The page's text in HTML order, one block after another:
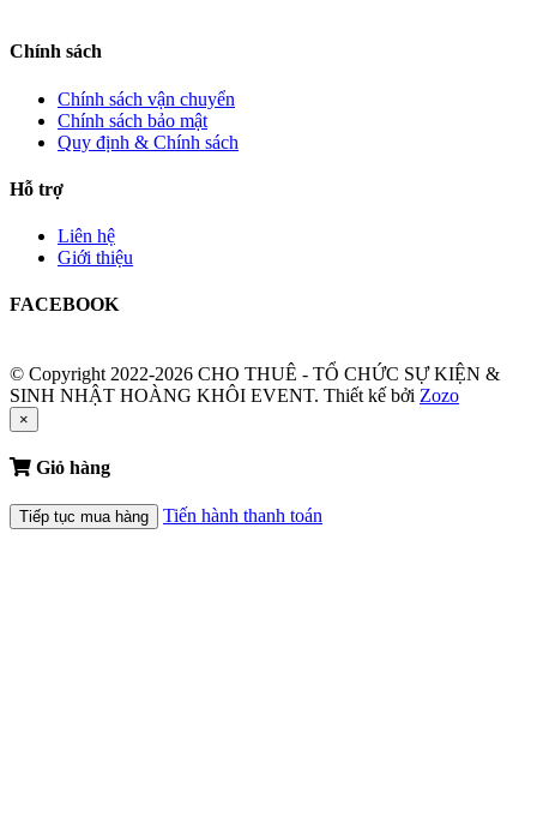
Chính sách
Chính sách vận chuyển
Chính sách bảo mật
Quy định & Chính sách
Hỗ trợ
Liên hệ
Giới thiệu
FACEBOOK
© Copyright 2022-2026 CHO THUÊ - TỔ CHỨC SỰ KIỆN &
SINH NHẬT HOÀNG KHÔI EVENT. Thiết kế bởi Zozo
×
Giỏ hàng
Tiếp tục mua hàng Tiến hành thanh toán